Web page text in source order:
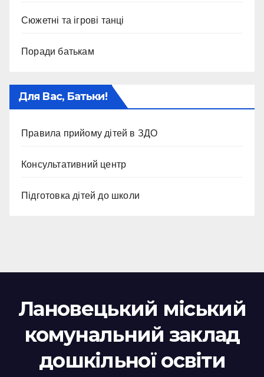
Сюжетні та ігрові танці
Поради батькам
Для Вас, Батьки!
Правила прийому дітей в ЗДО
Консультативний центр
Підготовка дітей до школи
Лановецький міський
комунальний заклад
дошкільної освіти